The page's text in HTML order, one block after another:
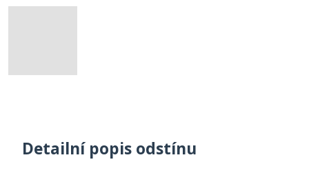
Detailní popis odstínu